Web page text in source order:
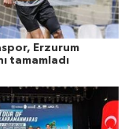
Erzurum
tamamladı